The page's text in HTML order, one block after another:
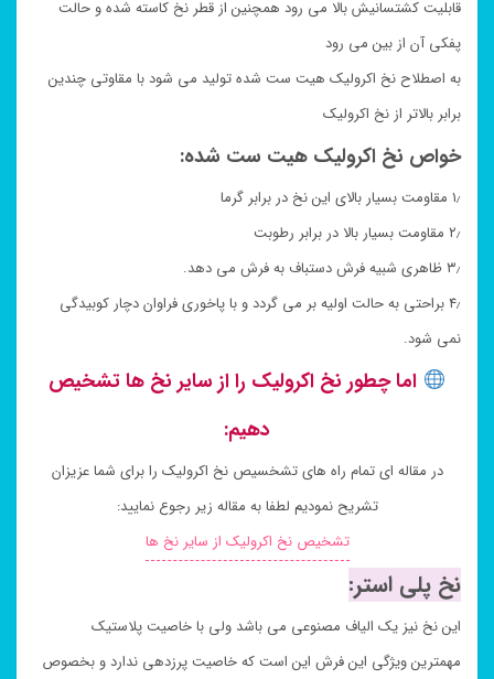
قابلیت کشتسانیش بالا می رود همچنین از قطر نخ کاسته شده و حالت
پفکی آن از بین می رود
به اصطلاح نخ اکرولیک هیت ست شده تولید می شود با مقاوتی چندین
برابر بالاتر از نخ اکرولیک
خواص نخ اکرولیک هیت ست شده:
۱٫ مقاومت بسیار بالای این نخ در برابر گرما
۲٫ مقاومت بسیار بالا در برابر رطوبت
۳٫ ظاهری شبیه فرش دستباف به فرش می دهد.
۴٫ براحتی به حالت اولیه بر می گردد و با پاخوری فراوان دچار کوبیدگی
نمی شود.
اما چطور نخ اکرولیک را از سایر نخ ها تشخیص
دهیم:
در مقاله ای تمام راه های تشخسیص نخ اکرولیک را برای شما عزیزان
تشریح نمودیم لطفا به مقاله زیر رجوع نمایید:
تشخیص نخ اکرولیک از سایر نخ ها
نخ پلی استر:
این نخ نیز یک الیاف مصنوعی می باشد ولی با خاصیت پلاستیک
مهمترین ویژگی این فرش این است که خاصیت پرزدهی ندارد و بخصوص